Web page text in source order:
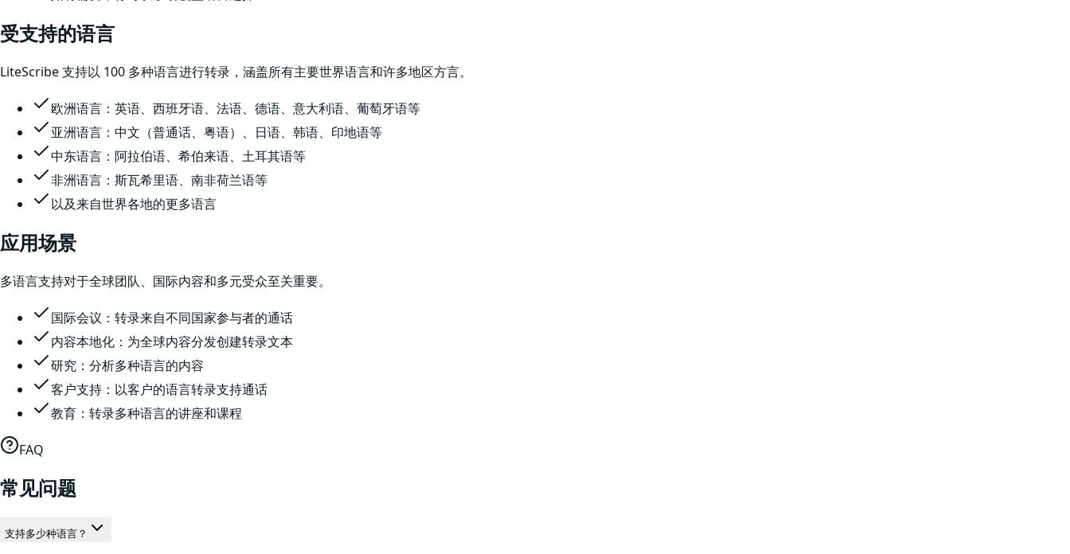
受支持的语言
LiteScribe 支持以 100 多种语言进行转录，涵盖所有主要世界语言和许多地区方言。
欧洲语言：英语、西班牙语、法语、德语、意大利语、葡萄牙语等
亚洲语言：中文（普通话、粤语）、日语、韩语、印地语等
中东语言：阿拉伯语、希伯来语、土耳其语等
非洲语言：斯瓦希里语、南非荷兰语等
以及来自世界各地的更多语言
应用场景
多语言支持对于全球团队、国际内容和多元受众至关重要。
国际会议：转录来自不同国家参与者的通话
内容本地化：为全球内容分发创建转录文本
研究：分析多种语言的内容
客户支持：以客户的语言转录支持通话
教育：转录多种语言的讲座和课程
FAQ
常见问题
支持多少种语言？